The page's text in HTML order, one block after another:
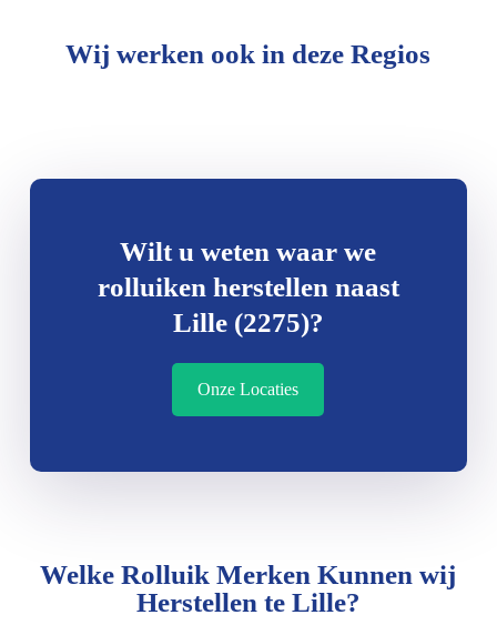
Wij werken ook in deze Regios
Wilt u weten waar we
rolluiken herstellen naast
Lille (2275)?
Onze Locaties
Welke Rolluik Merken Kunnen wij
Herstellen te Lille?